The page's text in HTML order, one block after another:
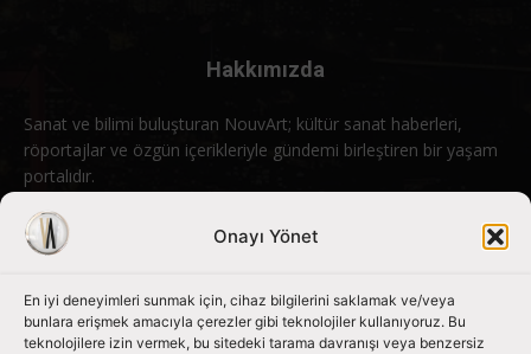
Onayı Yönet
En iyi deneyimleri sunmak için, cihaz bilgilerini saklamak ve/veya
bunlara erişmek amacıyla çerezler gibi teknolojiler kullanıyoruz. Bu
teknolojilere izin vermek, bu sitedeki tarama davranışı veya benzersiz
Hakkımızda
Sanat ve bilimi buluşturan NouvArt; kültür sanat haberleri,
röportajlar ve özgün içerikleriyle gündemi birleştiren bir yaşam
portalıdır.
Bizimle iletişime geçin: info@nouvart.net
Bizi Takip Edin